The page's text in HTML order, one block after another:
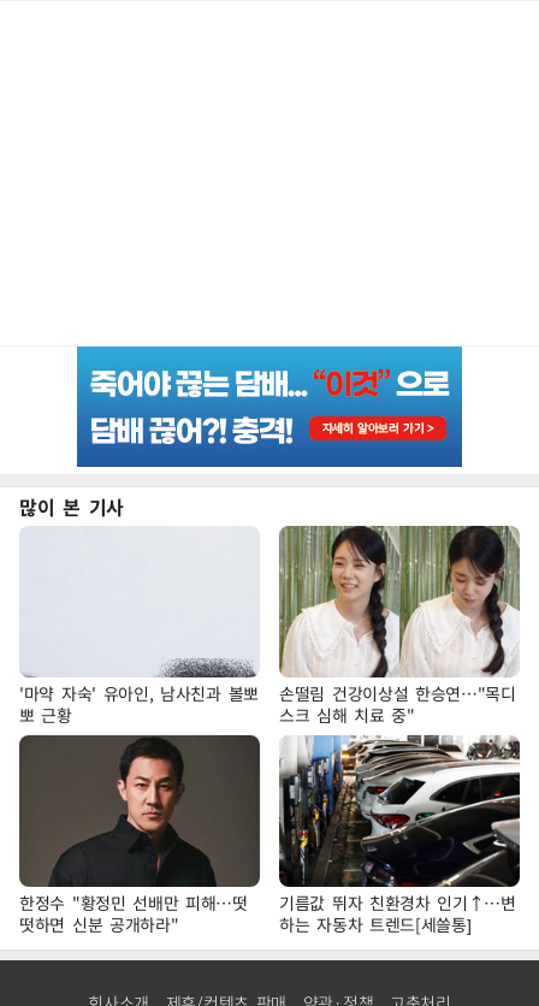
많이 본 기사
'마약 자숙' 유아인, 남사친과 볼뽀
뽀 근황
손떨림 건강이상설 한승연…"목디
스크 심해 치료 중"
한정수 "황정민 선배만 피해…떳
떳하면 신분 공개하라"
기름값 뛰자 친환경차 인기↑…변
하는 자동차 트렌드[세쓸통]